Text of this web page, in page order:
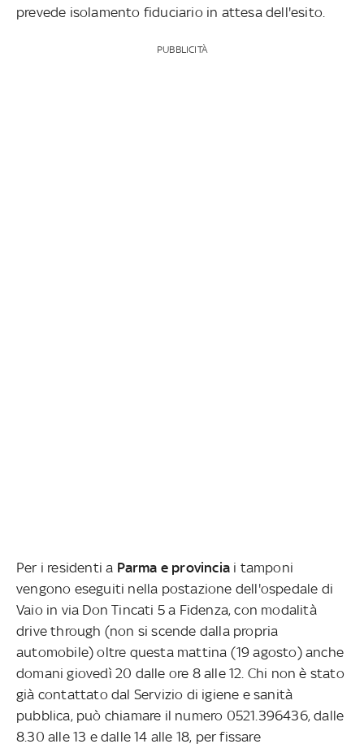
prevede isolamento fiduciario in attesa dell'esito.
PUBBLICITÀ
Per i residenti a Parma e provincia i tamponi
vengono eseguiti nella postazione dell'ospedale di
Vaio in via Don Tincati 5 a Fidenza, con modalità
drive through (non si scende dalla propria
automobile) oltre questa mattina (19 agosto) anche
domani giovedì 20 dalle ore 8 alle 12. Chi non è stato
già contattato dal Servizio di igiene e sanità
pubblica, può chiamare il numero 0521.396436, dalle
8.30 alle 13 e dalle 14 alle 18, per fissare